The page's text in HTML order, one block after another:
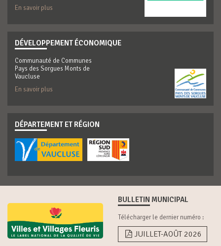
En savoir plus
DÉVELOPPEMENT ÉCONOMIQUE
Communauté de Communes
Pays des Sorgues Monts de
Vaucluse
En savoir plus
DÉPARTEMENT ET RÉGION
BULLETIN MUNICIPAL
Télécharger le dernier numéro :
JUILLET-AOÛT 2026